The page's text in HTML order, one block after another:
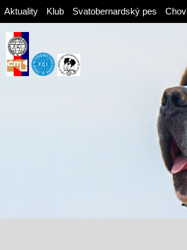
Aktuality Klub Svatobernardský pes Chov